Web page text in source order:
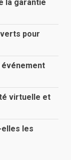
la garantie
pour
événement
virtuelle et
les